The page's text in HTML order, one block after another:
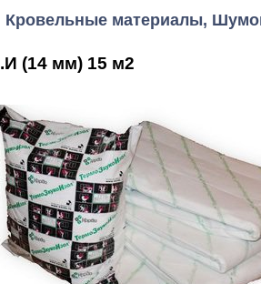
Кровельные материалы,
(14 мм) 15 м2